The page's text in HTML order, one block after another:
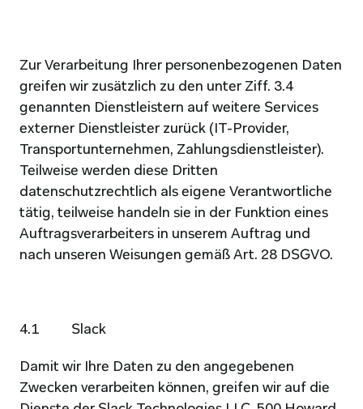
Zur Verarbeitung Ihrer personenbezogenen Daten
greifen wir zusätzlich zu den unter Ziff. 3.4
genannten Dienstleistern auf weitere Services
externer Dienstleister zurück (IT-Provider,
Transportunternehmen, Zahlungsdienstleister).
Teilweise werden diese Dritten
datenschutzrechtlich als eigene Verantwortliche
tätig, teilweise handeln sie in der Funktion eines
Auftragsverarbeiters in unserem Auftrag und
nach unseren Weisungen gemäß Art. 28 DSGVO.
4.1          Slack
Damit wir Ihre Daten zu den angegebenen
Zwecken verarbeiten können, greifen wir auf die